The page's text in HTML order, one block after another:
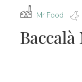
Mr Food